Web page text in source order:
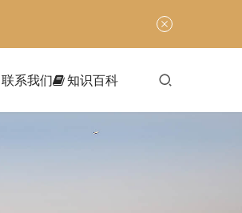
联系我们 知识百科